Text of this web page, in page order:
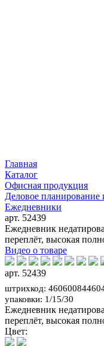
Главная
Каталог
Офисная продукция
Деловое планирование
Ежедневники
арт. 52439
Ежедневник
переплёт, высокая
Видео о товаре
арт. 52439
штрихкод:
упаковки: 1/15/30
Ежедневник
переплёт, высокая
Цвет: